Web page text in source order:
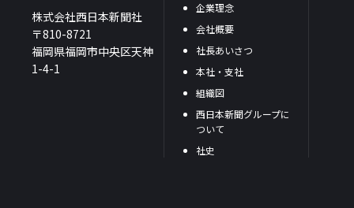
株式会社西日本新聞社
〒810-8721
福岡県福岡市中央区天神
1-4-1
企業理念
会社概要
社長あいさつ
本社・支社
組織図
西日本新聞グループに
ついて
社史